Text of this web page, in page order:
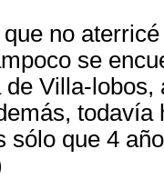
no
se
Villa-lobos,
todavía
sólo que 4